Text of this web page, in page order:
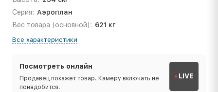
Серия: Аэроплан
Вес товара (основной): 621 кг
Все характеристики
Посмотреть онлайн
Продавец покажет товар. Камеру включать не
понадобится.
LIVE